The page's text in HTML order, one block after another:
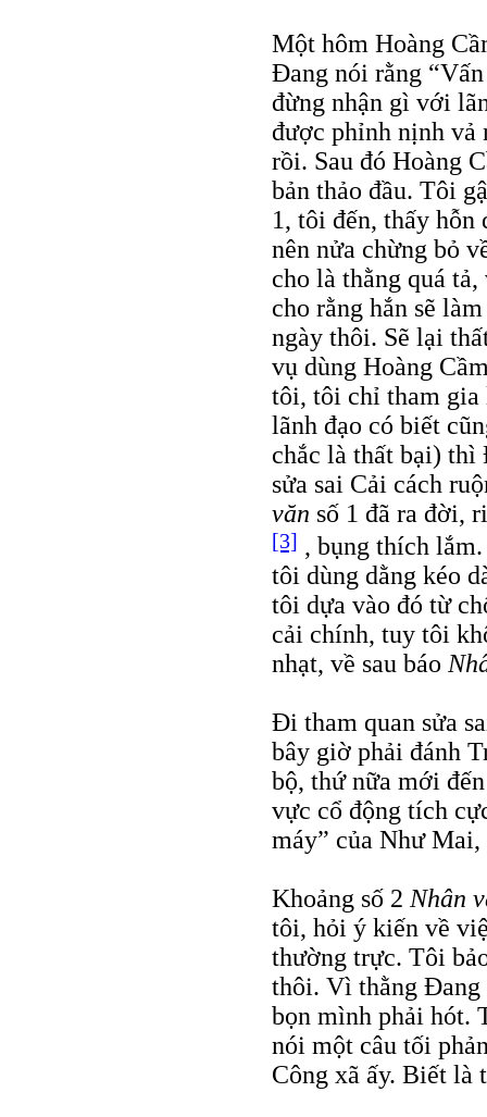
Một hôm Hoàng
Đang nói rằng
đừng nhận gì với
được phỉnh nịnh vả
rồi. Sau đó Hoàng
bản thảo đầu. Tôi
1, tôi đến, thấy hỗn
nên nửa chừng bỏ
cho là thằng quá
cho rằng hắn sẽ
ngày thôi. Sẽ lại
vụ dùng Hoàng
tôi, tôi chỉ tham gia
lãnh đạo có biết
chắc là thất bại) thì
sửa sai Cải cách
văn số 1 đã ra đời,
[3] , bụng thích
tôi dùng dằng kéo
tôi dựa vào đó từ
cải chính, tuy tôi
nhạt, về sau báo
Đi tham quan sửa
bây giờ phải đánh
bộ, thứ nữa mới
vực cổ động tích
máy” của Như Mai,
Khoảng số 2 Nhân
tôi, hỏi ý kiến về
thường trực. Tôi
thôi. Vì thằng Đang
bọn mình phải hót.
nói một câu tối
Công xã ấy. Biết là